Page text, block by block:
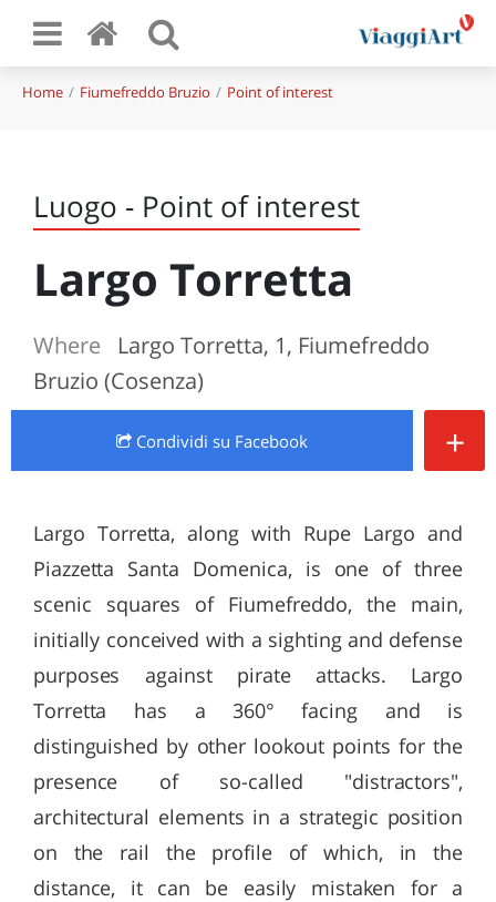
Home Fiumefreddo Bruzio Point of interest
Luogo - Point of interest
Largo Torretta
Where
Largo Torretta, 1, Fiumefreddo
Bruzio (Cosenza)
Condividi su Facebook +
Largo Torretta, along with Rupe Largo and
Piazzetta Santa Domenica, is one of three
scenic squares of Fiumefreddo, the main,
initially conceived with a sighting and defense
purposes against pirate attacks. Largo
Torretta has a 360° facing and is
distinguished by other lookout points for the
presence of so-called "distractors",
architectural elements in a strategic position
on the rail the profile of which, in the
distance, it can be easily mistaken for a